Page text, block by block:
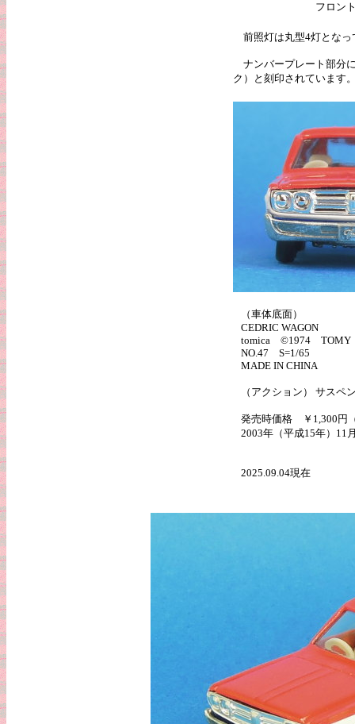
フロン
前照灯は丸型4灯となっ
ナンバープレート部分
ク）と刻印されています
（車体底面）
CEDRIC WAGON
tomica ©1974 TOMY
NO.47 S=1/65
MADE IN CHINA
（アクション） サスペ
発売時価格 ￥1,300円
2003年（平成15年）11
2025.09.04現在